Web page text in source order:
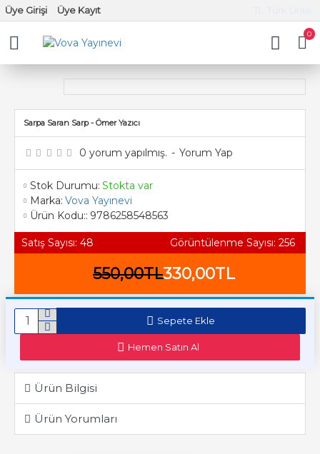
Üye Girişi Üye Kayıt
0
Sarpa Saran Sarp - Ömer Yazıcı
Stok Durumu: Stokta var
Marka: Vova Yayınevi
Ürün Kodu:: 9786258548563
Satış Sayısı: 48 Görüntülenme Sayısı: 256
0 yorum yapılmış. - Yorum Yap
330,00TL
550,00TL
Sepete Ekle
Hemen Satın Al
Ürün Bilgisi
Ürün Yorumları